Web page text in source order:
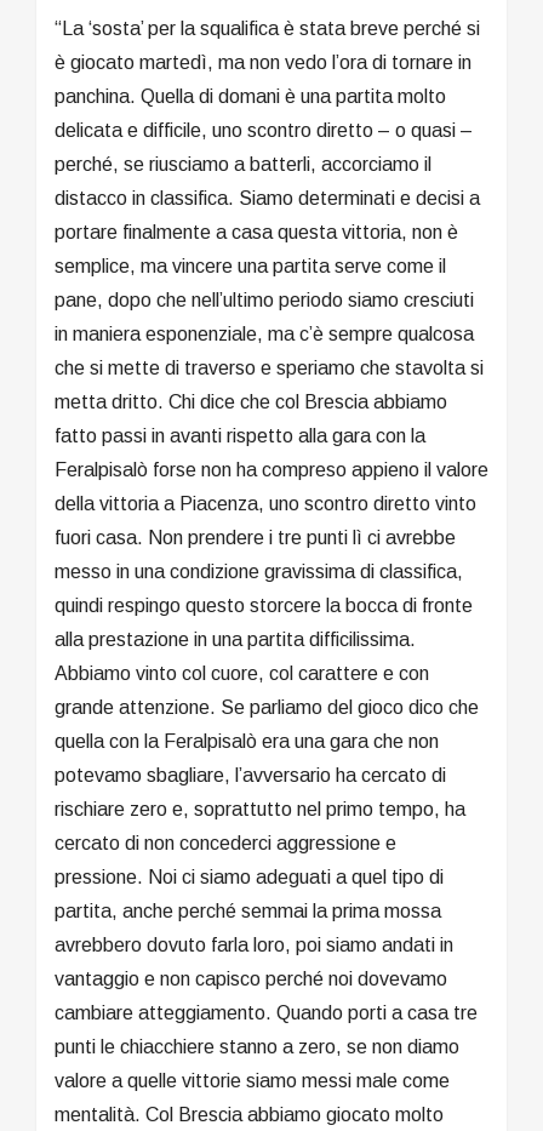
“La ‘sosta’ per la squalifica è stata breve perché si
è giocato martedì, ma non vedo l’ora di tornare in
panchina. Quella di domani è una partita molto
delicata e difficile, uno scontro diretto – o quasi –
perché, se riusciamo a batterli, accorciamo il
distacco in classifica. Siamo determinati e decisi a
portare finalmente a casa questa vittoria, non è
semplice, ma vincere una partita serve come il
pane, dopo che nell’ultimo periodo siamo cresciuti
in maniera esponenziale, ma c’è sempre qualcosa
che si mette di traverso e speriamo che stavolta si
metta dritto. Chi dice che col Brescia abbiamo
fatto passi in avanti rispetto alla gara con la
Feralpisalò forse non ha compreso appieno il valore
della vittoria a Piacenza, uno scontro diretto vinto
fuori casa. Non prendere i tre punti lì ci avrebbe
messo in una condizione gravissima di classifica,
quindi respingo questo storcere la bocca di fronte
alla prestazione in una partita difficilissima.
Abbiamo vinto col cuore, col carattere e con
grande attenzione. Se parliamo del gioco dico che
quella con la Feralpisalò era una gara che non
potevamo sbagliare, l’avversario ha cercato di
rischiare zero e, soprattutto nel primo tempo, ha
cercato di non concederci aggressione e
pressione. Noi ci siamo adeguati a quel tipo di
partita, anche perché semmai la prima mossa
avrebbero dovuto farla loro, poi siamo andati in
vantaggio e non capisco perché noi dovevamo
cambiare atteggiamento. Quando porti a casa tre
punti le chiacchiere stanno a zero, se non diamo
valore a quelle vittorie siamo messi male come
mentalità. Col Brescia abbiamo giocato molto